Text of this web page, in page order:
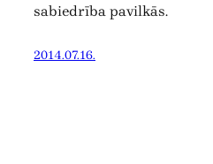
sabiedrība pavilkās.
2014.07.16.